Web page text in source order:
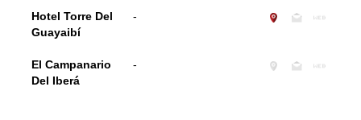
Hotel Torre Del
Guayaibí
-
El Campanario
Del Iberá
-